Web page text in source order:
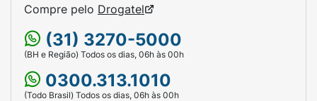
Compre pelo Drogatel
(31) 3270-5000
(BH e Região) Todos os dias, 06h às 00h
0300.313.1010
(Todo Brasil) Todos os dias, 06h às 00h